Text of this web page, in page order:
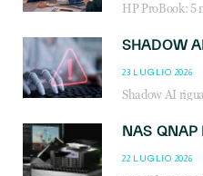
23 LUGLIO 2026
22 LUGLIO 2026